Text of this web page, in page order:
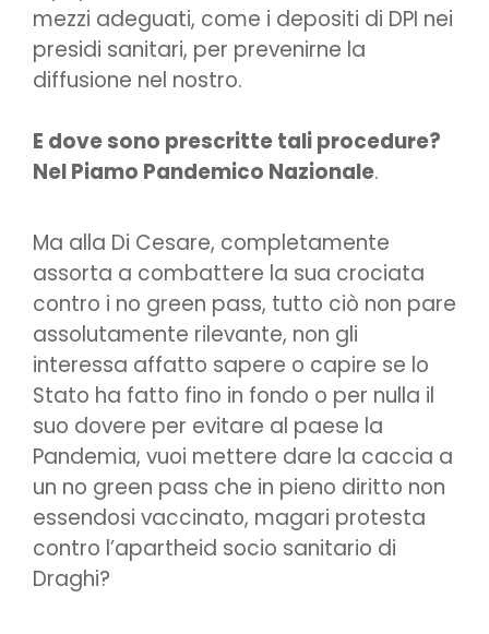
mezzi adeguati, come i depositi di DPI nei
presidi sanitari, per prevenirne la
diffusione nel nostro.
E dove sono prescritte tali procedure?
Nel Piamo Pandemico Nazionale.
Ma alla Di Cesare, completamente
assorta a combattere la sua crociata
contro i no green pass, tutto ciò non pare
assolutamente rilevante, non gli
interessa affatto sapere o capire se lo
Stato ha fatto fino in fondo o per nulla il
suo dovere per evitare al paese la
Pandemia, vuoi mettere dare la caccia a
un no green pass che in pieno diritto non
essendosi vaccinato, magari protesta
contro l’apartheid socio sanitario di
Draghi?